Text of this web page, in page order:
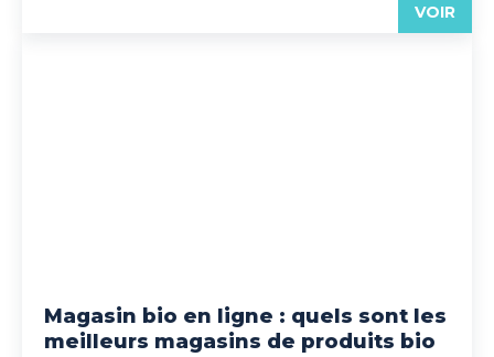
VOIR
Magasin bio en ligne : quels sont les
meilleurs magasins de produits bio